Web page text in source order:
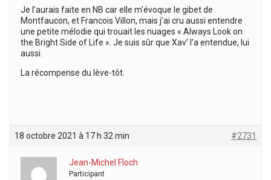
Je l’aurais faite en NB car elle m’évoque le gibet de
Montfaucon, et Francois Villon, mais j’ai cru aussi entendre
une petite mélodie qui trouait les nuages « Always Look on
the Bright Side of Life ». Je suis sûr que Xav’ l’a entendue, lui
aussi.
La récompense du lève-tôt.
18 octobre 2021 à 17 h 32 min #2731
Jean-Michel Floch
Participant